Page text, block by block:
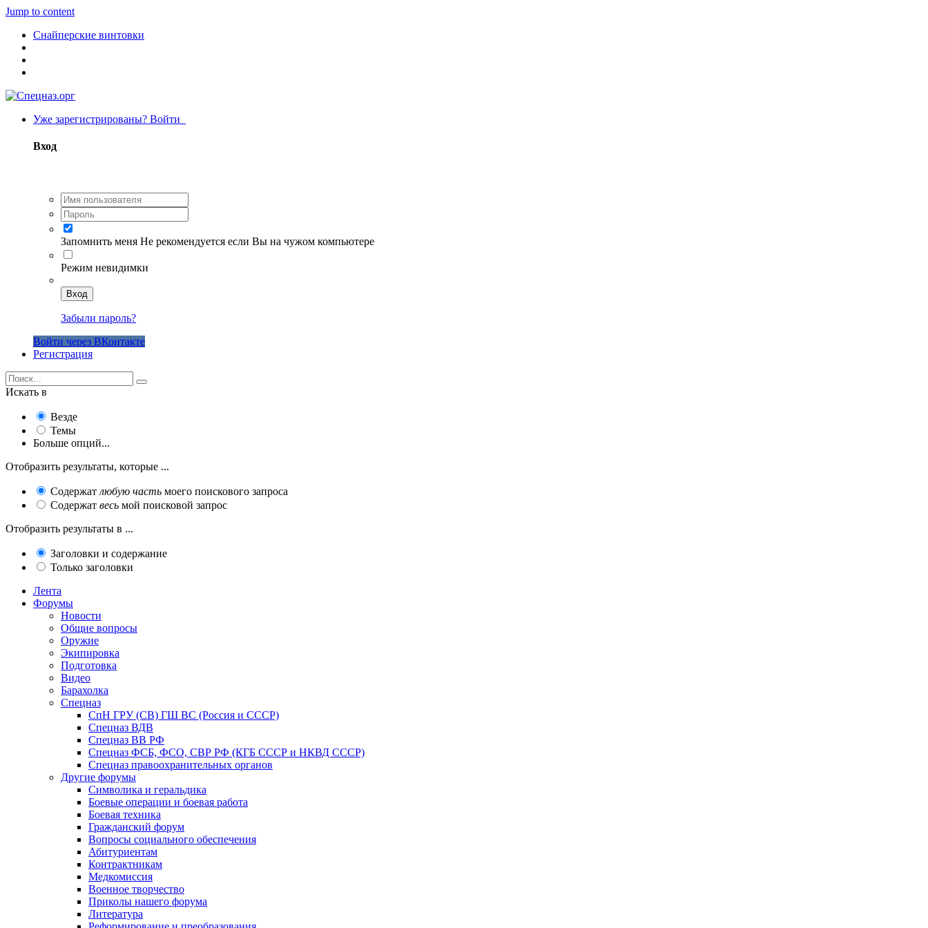
Jump to content
Снайперские винтовки
Уже зарегистрированы? Войти
Вход
Запомнить меня Не рекомендуется если Вы на чужом компьютере
Режим невидимки
Вход
Забыли пароль?
Войти через ВКонтакте
Регистрация
Искать в
Везде
Темы
Больше опций...
Отобразить результаты, которые ...
Содержат любую часть моего поискового запроса
Содержат весь мой поисковой запрос
Отобразить результаты в ...
Заголовки и содержание
Только заголовки
Лента
Форумы
Новости
Общие вопросы
Оружие
Экипировка
Подготовка
Видео
Барахолка
Спецназ
СпН ГРУ (СВ) ГШ ВС (Россия и СССР)
Спецназ ВДВ
Спецназ ВВ РФ
Спецназ ФСБ, ФСО, СВР РФ (КГБ СССР и НКВД СССР)
Спецназ правоохранительных органов
Другие форумы
Символика и геральдика
Боевые операции и боевая работа
Боевая техника
Гражданский форум
Вопросы социального обеспечения
Абитуриентам
Контрактникам
Медкомиссия
Военное творчество
Приколы нашего форума
Литература